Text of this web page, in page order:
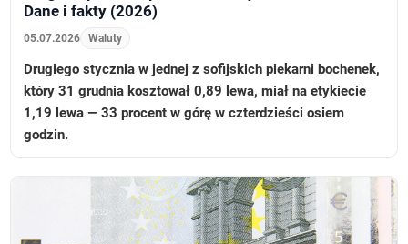
Dane i fakty (2026)
05.07.2026 Waluty
Drugiego stycznia w jednej z sofijskich piekarni bochenek,
który 31 grudnia kosztował 0,89 lewa, miał na etykiecie
1,19 lewa — 33 procent w górę w czterdzieści osiem
godzin.